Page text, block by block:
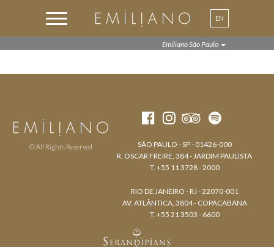
EN
PT
Emiliano São Paulo
© All Rights Reserved
SÃO PAULO - SP - 01426-000
R. OSCAR FREIRE, 384 - JARDIM PAULISTA
T. +55 11 3728 - 2000
RIO DE JANEIRO - RJ - 22070-001
AV. ATLÂNTICA, 3804 - COPACABANA
T. +55 21 3503 - 6600